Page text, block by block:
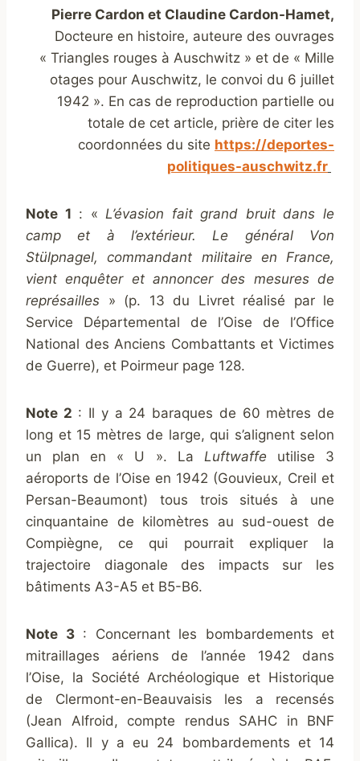
Pierre Cardon et Claudine Cardon-Hamet,
Docteure en histoire, auteure des ouvrages
« Triangles rouges à Auschwitz » et de « Mille
otages pour Auschwitz, le convoi du 6 juillet
1942 ». En cas de reproduction partielle ou
totale de cet article, prière de citer les
coordonnées du site https://deportes-
politiques-auschwitz.fr
Note 1 : « L’évasion fait grand bruit dans le
camp et à l’extérieur. Le général Von
Stülpnagel, commandant militaire en France,
vient enquêter et annoncer des mesures de
représailles » (p. 13 du Livret réalisé par le
Service Départemental de l’Oise de l’Office
National des Anciens Combattants et Victimes
de Guerre), et Poirmeur page 128.
Note 2 : Il y a 24 baraques de 60 mètres de
long et 15 mètres de large, qui s’alignent selon
un plan en « U ». La Luftwaffe utilise 3
aéroports de l’Oise en 1942 (Gouvieux, Creil et
Persan-Beaumont) tous trois situés à une
cinquantaine de kilomètres au sud-ouest de
Compiègne, ce qui pourrait expliquer la
trajectoire diagonale des impacts sur les
bâtiments A3-A5 et B5-B6.
Note 3: Concernant les bombardements et
mitraillages aériens de l’année 1942 dans
l’Oise, la Société Archéologique et Historique
de Clermont-en-Beauvaisis les a recensés
(Jean Alfroid, compte rendus SAHC in BNF
Gallica). Il y a eu 24 bombardements et 14